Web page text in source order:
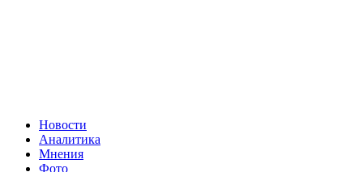
Новости
Аналитика
Мнения
Фото